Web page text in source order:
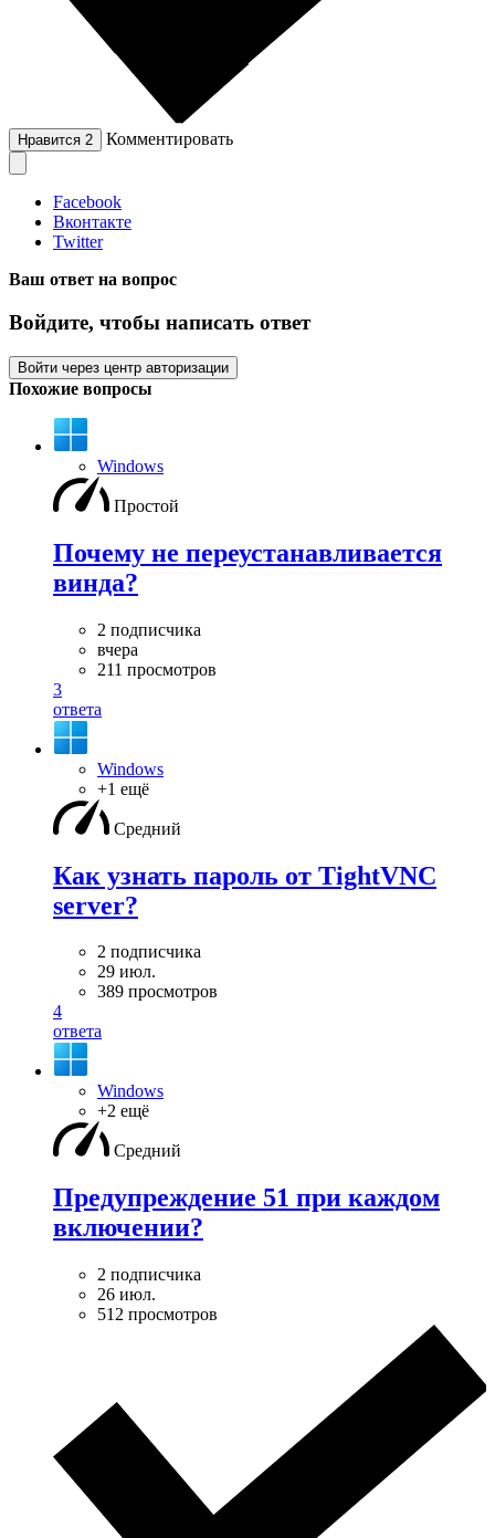
Нравится 2 Комментировать
Facebook
Вконтакте
Twitter
Ваш ответ на вопрос
Войдите, чтобы написать ответ
Войти через центр авторизации
Похожие вопросы
Windows
Простой
Почему не переустанавливается
винда?
2 подписчика
вчера
211 просмотров
3
ответа
Windows
+1 ещё
Средний
Как узнать пароль от TightVNC
server?
2 подписчика
29 июл.
389 просмотров
4
ответа
Windows
+2 ещё
Средний
Предупреждение 51 при каждом
включении?
2 подписчика
26 июл.
512 просмотров